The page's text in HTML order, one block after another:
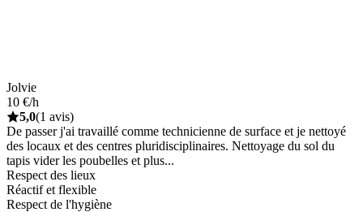
Jolvie
10 €/h
5,0(1 avis)
De passer j'ai travaillé comme technicienne de surface et je nettoyé
des locaux et des centres pluridisciplinaires. Nettoyage du sol du
tapis vider les poubelles et plus...
Respect des lieux
Réactif et flexible
Respect de l'hygiène